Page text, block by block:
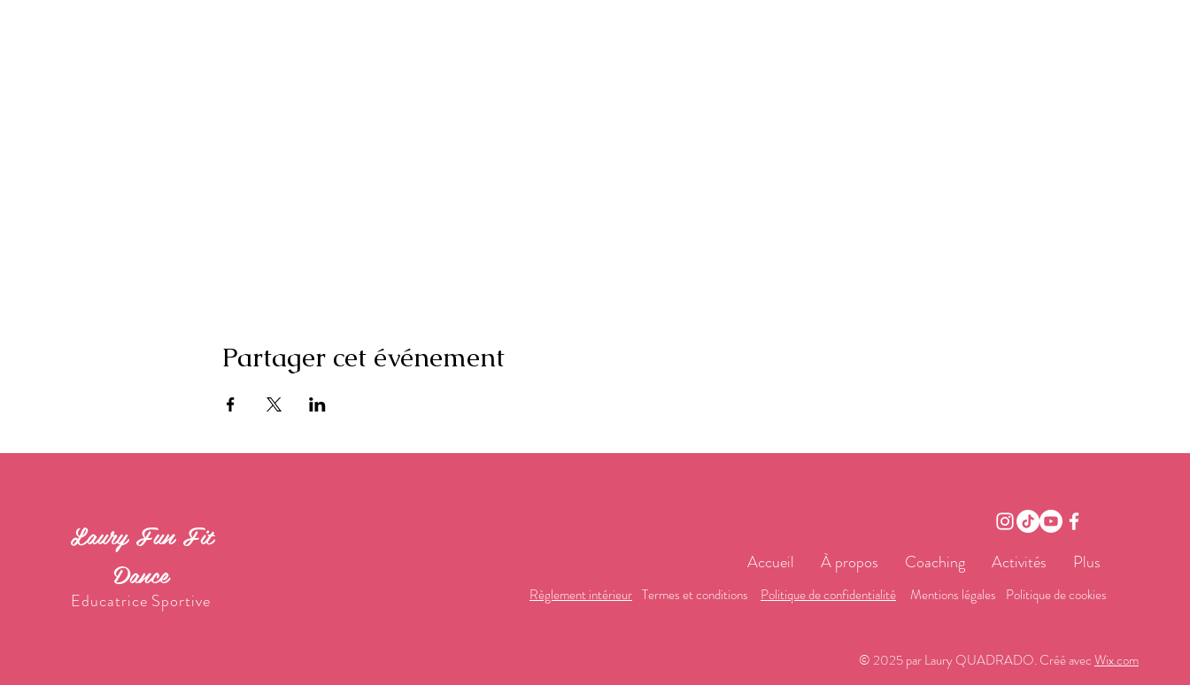
Partager cet événement
Laury Fun Fit
Dance
Educatrice Sportive
Accueil À propos Coaching Activités Plus
Règlement intérieur Termes et conditions Politique de confidentialité Mentions légales Politique de cookies
© 2025 par Laury QUADRADO. Créé avecWix.com